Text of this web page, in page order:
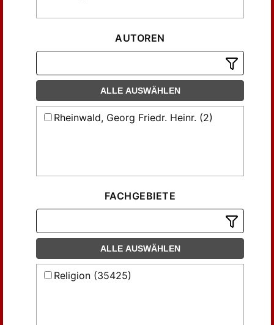
AUTOREN
ALLE AUSWÄHLEN
Rheinwald, Georg Friedr. Heinr. (2)
FACHGEBIETE
ALLE AUSWÄHLEN
Religion (35425)